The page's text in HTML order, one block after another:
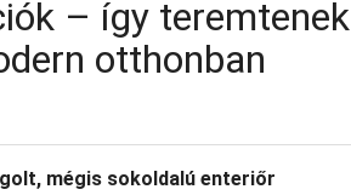
– így teremtenek
otthonban
mégis sokoldalú enteriőr